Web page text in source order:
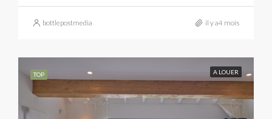
bottlepostmedia il y a4 mois
TOP A LOUER